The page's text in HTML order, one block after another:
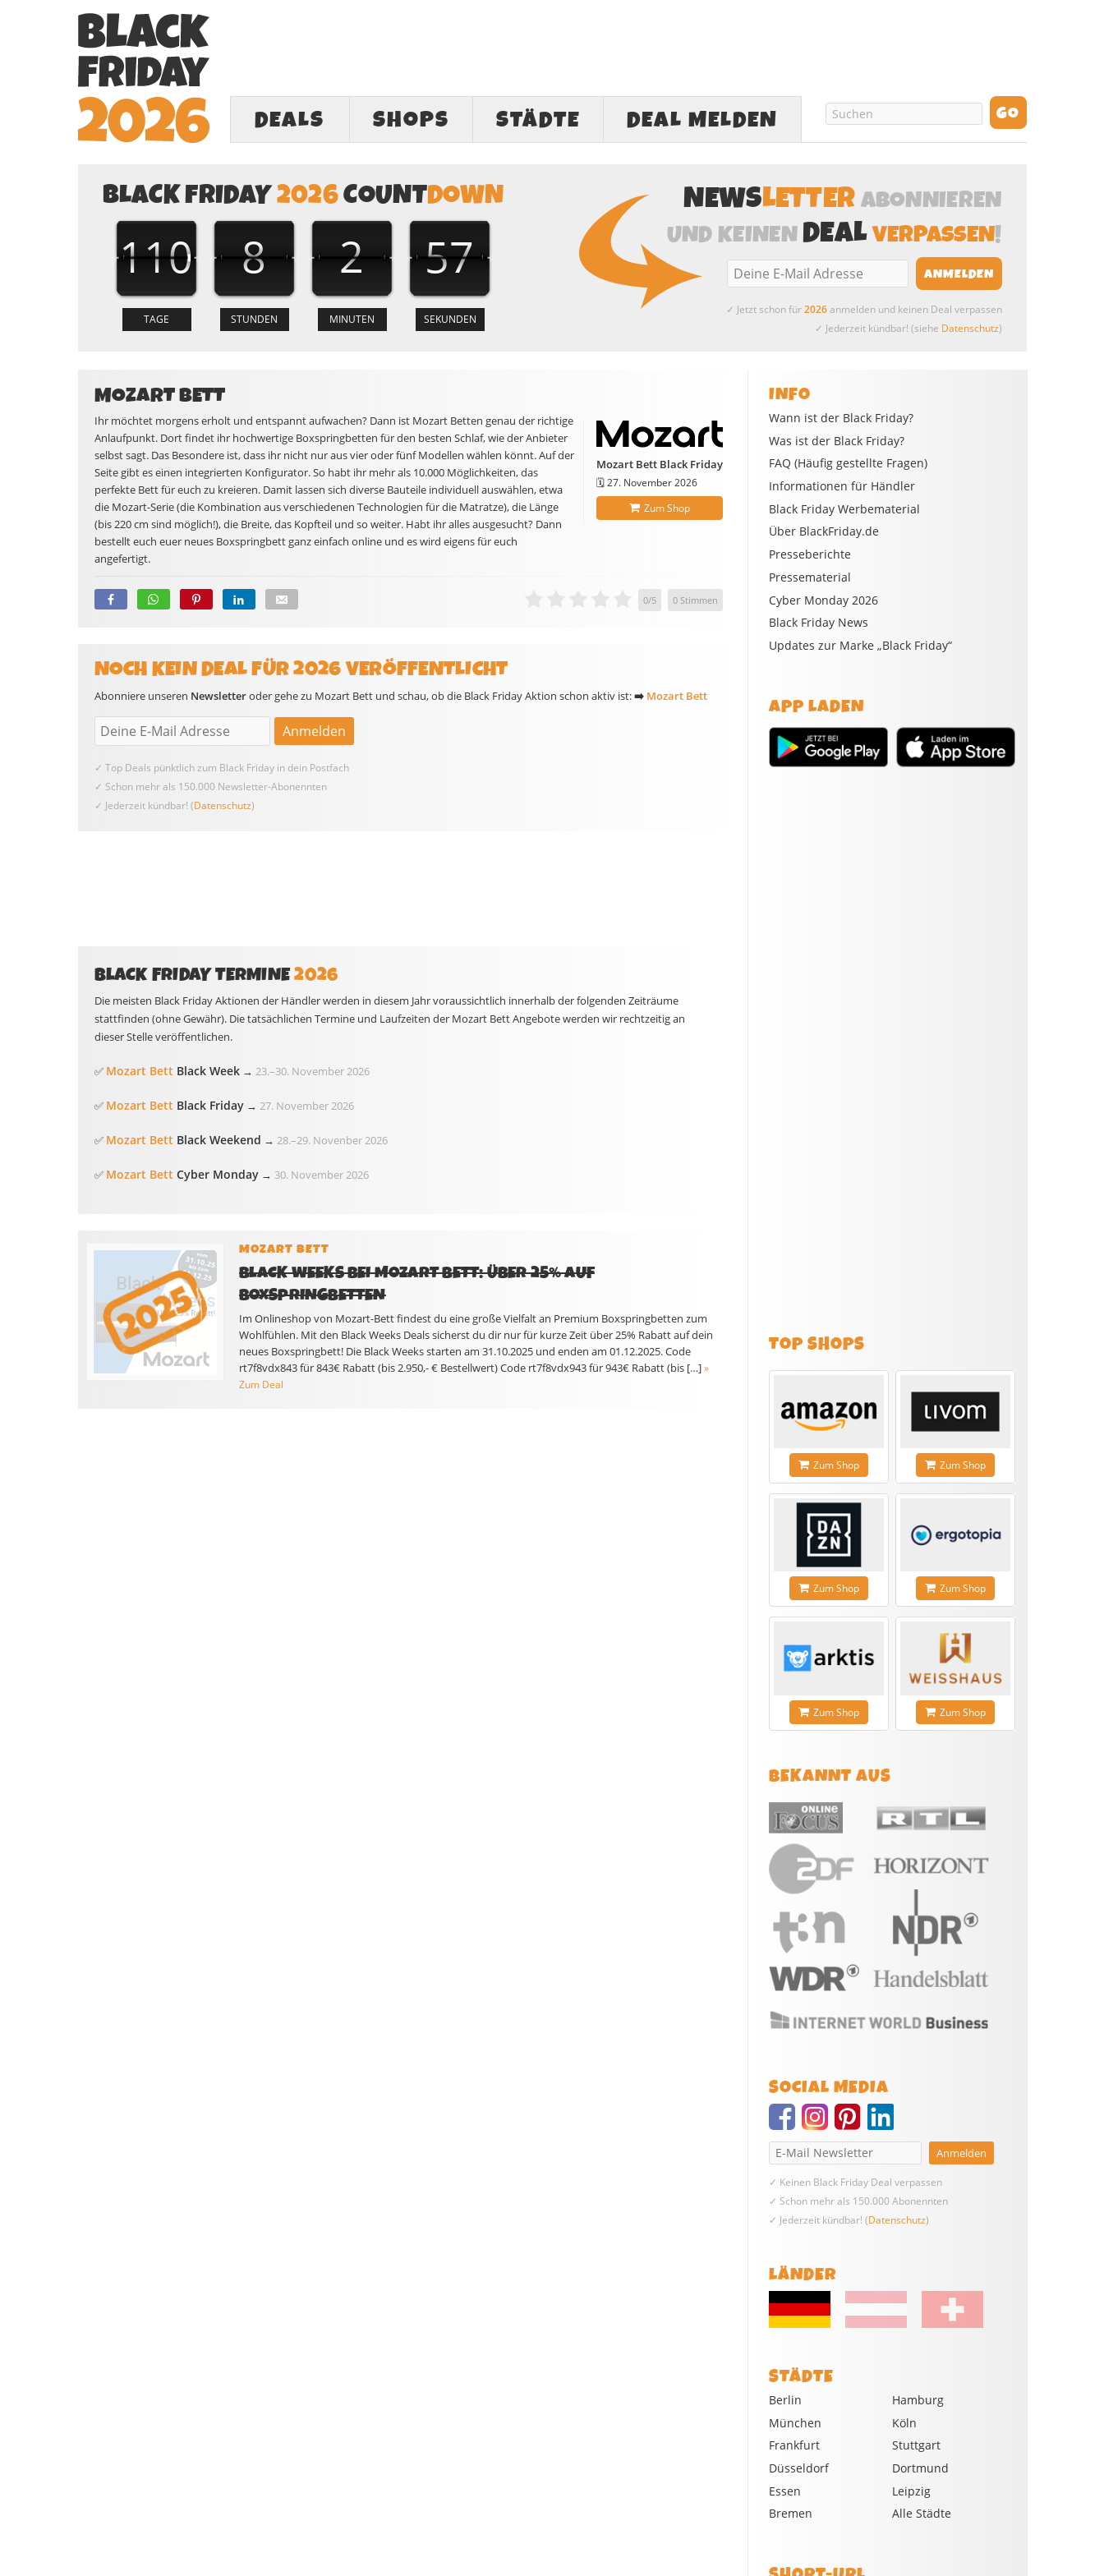
DEALS SHOPS STÄDTE DEAL MELDEN
BLACK FRIDAY2026COUNTDOWN
110 8 2 56
NEWSLETTERABONNIEREN
UND KEINENDEALVERPASSEN!
✓ Jetzt schon für2026anmelden und keinen Deal verpassen
✓ Jederzeit kündbar! (siehe Datenschutz)
MOZART BETT
Mozart Bett Black Friday
🗓️27. November 2026
Zum Shop
Ihr möchtet morgens erholt und entspannt aufwachen? Dann ist Mozart Betten genau der richtige
Anlaufpunkt. Dort findet ihr hochwertige Boxspringbetten für den besten Schlaf, wie der Anbieter
selbst sagt. Das Besondere ist, dass ihr nicht nur aus vier oder fünf Modellen wählen könnt. Auf der
Seite gibt es einen integrierten Konfigurator. So habt ihr mehr als 10.000 Möglichkeiten, das
perfekte Bett für euch zu kreieren. Damit lassen sich diverse Bauteile individuell auswählen, etwa
die Mozart-Serie (die Kombination aus verschiedenen Technologien für die Matratze), die Länge
(bis 220 cm sind möglich!), die Breite, das Kopfteil und so weiter. Habt ihr alles ausgesucht? Dann
bestellt euch euer neues Boxspringbett ganz einfach online und es wird eigens für euch
angefertigt.
0/5 0Stimmen
NOCH KEIN DEAL FÜR 2026 VERÖFFENTLICHT
Abonniere unseren Newsletteroder gehe zu Mozart Bett und schau, ob die Black Friday Aktion schon aktiv ist:➡️ Mozart Bett
✓ Top Deals pünktlich zum Black Friday in dein Postfach
✓ Schon mehr als 150.000 Newsletter-Abonennten
✓ Jederzeit kündbar! (Datenschutz)
BLACK FRIDAY TERMINE2026
Die meisten Black Friday Aktionen der Händler werden in diesem Jahr voraussichtlich innerhalb der folgenden Zeiträume
stattfinden (ohne Gewähr). Die tatsächlichen Termine und Laufzeiten der Mozart Bett Angebote werden wir rechtzeitig an
dieser Stelle veröffentlichen.
✅ Mozart Bett Black Week → 23.–30. November 2026
✅ Mozart Bett Black Friday → 27. November 2026
✅ Mozart Bett Black Weekend → 28.–29. Novenber 2026
✅ Mozart Bett Cyber Monday → 30. November 2026
MOZART BETT
BLACK WEEKS BEI MOZART BETT: ÜBER 25% AUF
BOXSPRINGBETTEN
Im Onlineshop von Mozart-Bett findest du eine große Vielfalt an Premium Boxspringbetten zum
Wohlfühlen. Mit den Black Weeks Deals sicherst du dir nur für kurze Zeit über 25% Rabatt auf dein
neues Boxspringbett! Die Black Weeks starten am 31.10.2025 und enden am 01.12.2025. Code
rt7f8vdx843 für 843€ Rabatt (bis 2.950,- € Bestellwert) Code rt7f8vdx943 für 943€ Rabatt (bis […] »
Zum Deal
INFO
Wann ist der Black Friday?
Was ist der Black Friday?
FAQ (Häufig gestellte Fragen)
Informationen für Händler
Black Friday Werbematerial
Über BlackFriday.de
Presseberichte
Pressematerial
Cyber Monday 2026
Black Friday News
Updates zur Marke „Black Friday“
APP LADEN
TOP SHOPS
Zum Shop Zum Shop
Zum Shop Zum Shop
Zum Shop Zum Shop
BEKANNT AUS
SOCIAL MEDIA
✓ Keinen Black Friday Deal verpassen
✓ Schon mehr als 150.000 Abonennten
✓ Jederzeit kündbar! (Datenschutz)
LÄNDER
STÄDTE
Berlin
Hamburg
München
Köln
Frankfurt
Stuttgart
Düsseldorf
Dortmund
Essen
Leipzig
Bremen
Alle Städte